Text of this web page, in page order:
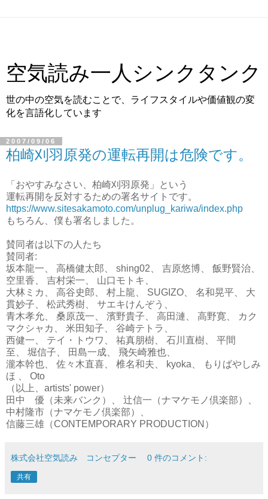
空気読み一人シンクタンク
世の中の空気を読むことで、ライフスタイルや価値観の変
化を言語化しています
2007/09/06
柏崎刈羽原発の運転再開は危険です。
「おやすみなさい、柏崎刈羽原発」という
運転再開を反対するための署名サイトです。
https://www.sitesakamoto.com/unplug_kariwa/index.php
もちろん、僕も署名しました。
賛同者は以下の人たち
賛同者:
坂本龍一、 高橋健太郎、 shing02、 吉原悠博、 飯野賢治、
空里香、 吉村栄一、 山口モトキ、
大林ミカ、 高谷史郎、 村上龍、 SUGIZO、 名和晃平、 大
貫妙子、 松武秀樹、 サエキけんぞう、
青木孝允、 桑原茂一、 濱野貴子、 高田漣、 高野寛、 カク
マクシャカ、 米田知子、 谷崎テトラ、
西健一、 テイ・トウワ、 祐真朋樹、 石川直樹、 平間
至、 堀信子、 田島一成、 飛矢崎雅也、
瀧本幹也、 佐々木直喜、 椎名和夫、 kyoka、 もりばやしみ
ほ 、 Oto
（以上、artists' power）
田中 優（未来バンク）、 辻信一（ナマケモノ倶楽部）、
中村隆市（ナマケモノ倶楽部）、
信藤三雄（CONTEMPORARY PRODUCTION）
株式会社空気読み コンセプター 0 件のコメント:
共有